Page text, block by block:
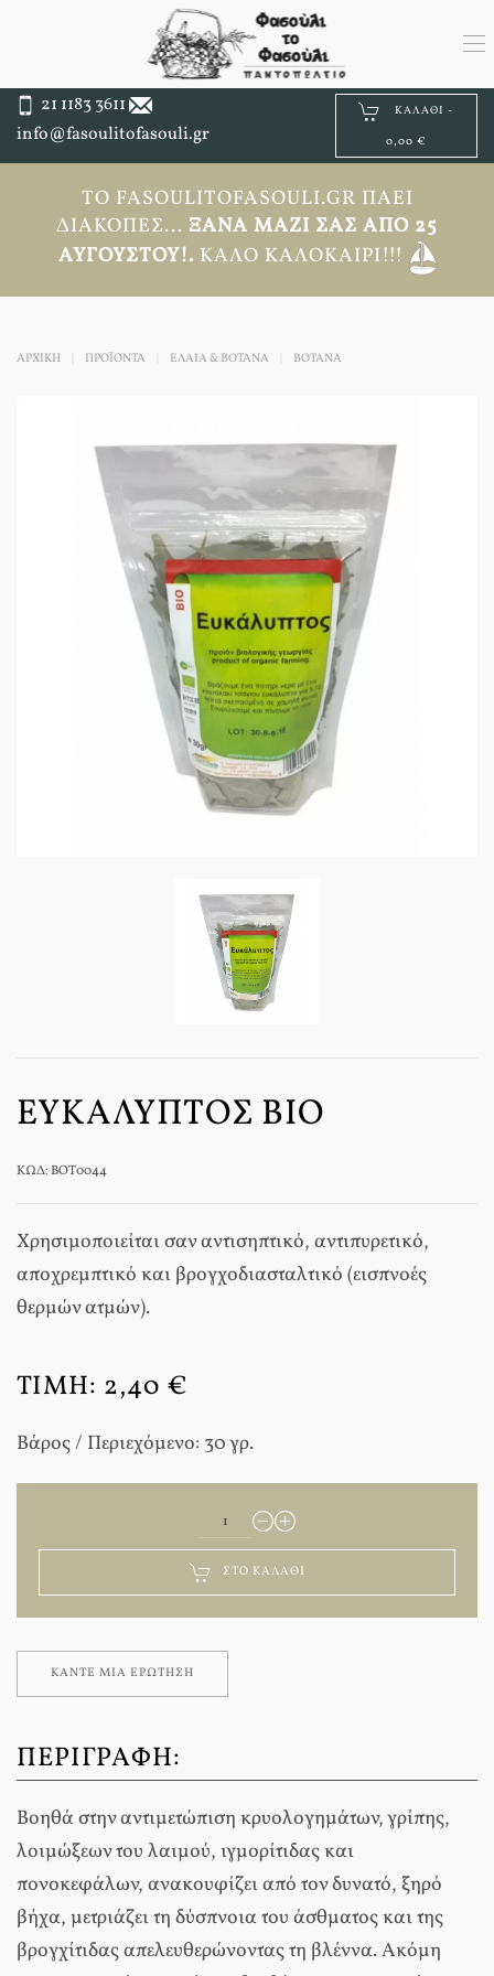
21 1183 3611
info@fasoulitofasouli.gr
ΚΑΛΆΘΙ -
0,00 €
ΤΟ FASOULITOFASOULI.GR ΠΆΕΙ
ΔΙΑΚΟΠΈΣ... ΞΑΝΆ ΜΑΖΊ ΣΑΣ ΑΠΟ 25
ΑΥΓΟΎΣΤΟΥ!. ΚΑΛΌ ΚΑΛΟΚΑΊΡΙ!!!
ΑΡΧΙΚΉ ΠΡΟΪΟΝΤΑ ΕΛΑΙΑ & ΒΟΤΑΝΑ ΒΌΤΑΝΑ
ΕΥΚΆΛΥΠΤΟΣ BIO
ΚΩΔ: BOT0044
Χρησιμοποιείται σαν αντισηπτικό, αντιπυρετικό,
αποχρεμπτικό και βρογχοδιασταλτικό (εισπνοές
θερμών ατμών).
ΤΙΜΉ: 2,40 €
Βάρος / Περιεχόμενο: 30 γρ.
ΣΤΟ ΚΑΛΆΘΙ
ΚΆΝΤΕ ΜΊΑ ΕΡΏΤΗΣΗ
ΠΕΡΙΓΡΑΦΉ:
Βοηθά στην αντιμετώπιση κρυολογημάτων, γρίπης,
λοιμώξεων του λαιμού, ιγμορίτιδας και
πονοκεφάλων, ανακουφίζει από τον δυνατό, ξηρό
βήχα, μετριάζει τη δύσπνοια του άσθματος και της
βρογχίτιδας απελευθερώνοντας τη βλέννα. Ακόμη